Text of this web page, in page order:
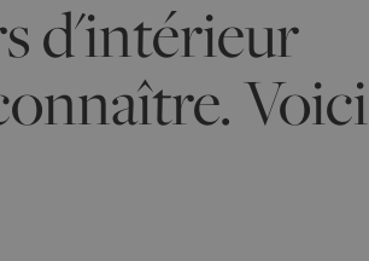
d'intérieur
Voici